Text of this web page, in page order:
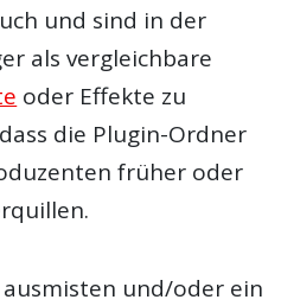
und sind in der
als vergleichbare
oder Effekte zu
die Plugin-Ordner
früher oder
und/oder ein